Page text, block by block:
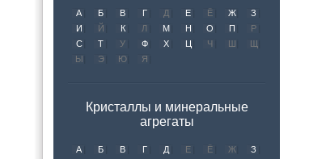
А Б В Г Д Е Ё Ж
З
И
Й К Л М Н О П
Р
С
Т У Ф Х Ц Ч Ш
Щ
Ы
Э Ю Я
Кристаллы и минеральные
агрегаты
А Б В Г Д Е Ё Ж
З